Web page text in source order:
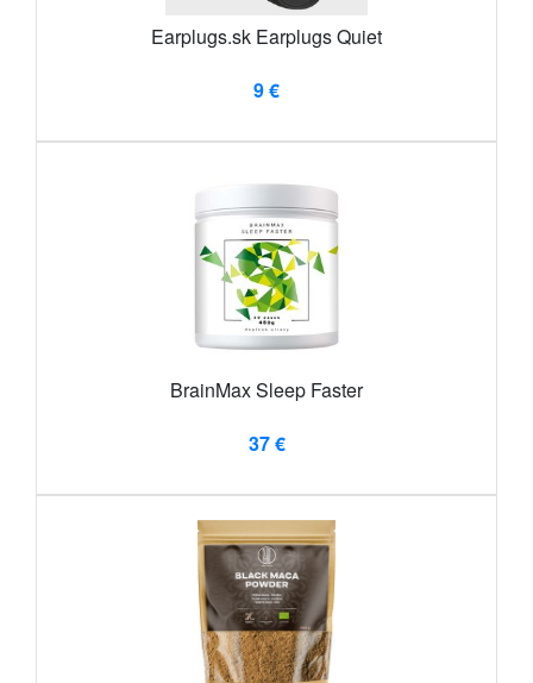
Earplugs.sk Earplugs Quiet
9 €
BrainMax Sleep Faster
37 €